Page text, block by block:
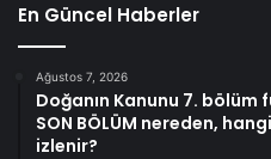
En Güncel Haberler
Ağustos 7, 2026
Doğanın Kanunu 7. bölüm
SON BÖLÜM nereden,
izlenir?